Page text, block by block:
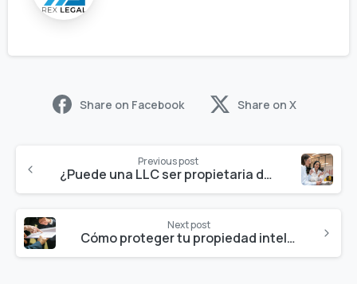
Share on Facebook Share on X
Previous post
¿Puede una LLC ser propietaria de otra LLC?
Next post
Cómo proteger tu propiedad intelectual al iniciar un negocio en EE. UU.